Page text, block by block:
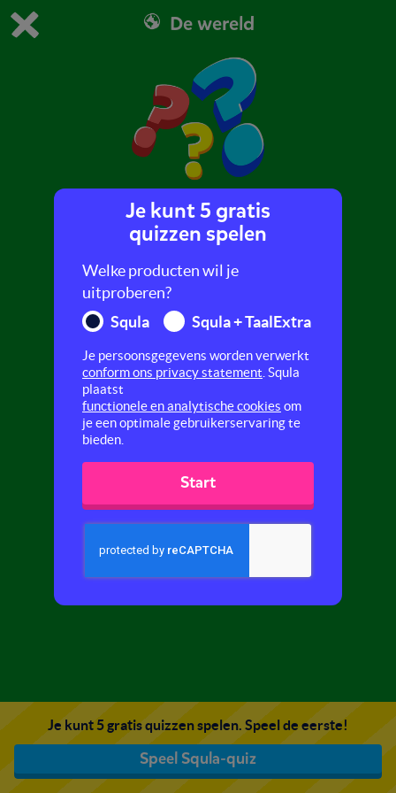
Dit is de gratis demo van Squla.
Bestel nu
0 1
De wereld
Squla-quiz
In deze quiz maak je kennis met allerlei
verschillende soorten vragen en spelletjes uit
verschillende vakken op Squla.
Je kunt 5 gratis quizzen spelen. Speel de eerste!
Speel Squla-quiz
Je kunt 5 gratis
quizzen spelen
Welke producten wil je
uitproberen?
Squla
Squla + TaalExtra
Je persoonsgegevens worden verwerkt
conform ons privacy statement . Squla
plaatst
functionele en analytische cookies om
je een optimale gebruikerservaring te
bieden.
Start